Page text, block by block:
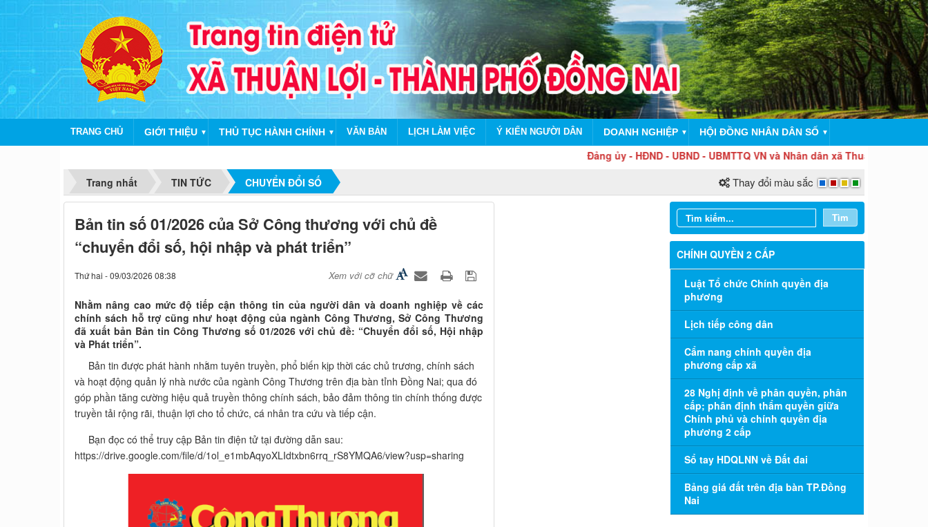
TRANG CHỦ GIỚI THIỆU ▼ THỦ TỤC HÀNH CHÍNH ▼ VĂN BẢN LỊCH LÀM VIỆC Ý KIẾN NGƯỜI DÂN DOANH NGHIỆP ▼ HỘI ĐỒNG NHÂN DÂN SỐ ▼
Đảng ủy - HĐND - UBND - UBMTTQ VN và Nhân dân xã Thuận Lợi luôn nêu
Trang nhất
TIN TỨC CHUYỂN ĐỔI SỐ Thay đổi màu sắc
Bản tin số 01/2026 của Sở Công thương với chủ đề
“chuyển đổi số, hội nhập và phát triển”
Thứ hai - 09/03/2026 08:38 Xem với cỡ chữ
Nhằm nâng cao mức độ tiếp cận thông tin của người dân và doanh nghiệp về các
chính sách hỗ trợ cũng như hoạt động của ngành Công Thương, Sở Công Thương
đã xuất bản Bản tin Công Thương số 01/2026 với chủ đề: “Chuyển đổi số, Hội nhập
và Phát triển”.
Bản tin được phát hành nhằm tuyên truyền, phổ biến kịp thời các chủ trương, chính sách
và hoạt động quản lý nhà nước của ngành Công Thương trên địa bàn tỉnh Đồng Nai; qua đó
góp phần tăng cường hiệu quả truyền thông chính sách, bảo đảm thông tin chính thống được
truyền tải rộng rãi, thuận lợi cho tổ chức, cá nhân tra cứu và tiếp cận.
Bạn đọc có thể truy cập Bản tin điện tử tại đường dẫn sau:
https://drive.google.com/file/d/1ol_e1mbAqyoXLIdtxbn6rrq_rS8YMQA6/view?usp=sharing
Tìm
CHÍNH QUYỀN 2 CẤP
Luật Tổ chức Chính quyền địa
phương
Lịch tiếp công dân
Cẩm nang chính quyền địa
phương cấp xã
28 Nghị định về phân quyền, phân
cấp; phân định thẩm quyền giữa
Chính phủ và chính quyền địa
phương 2 cấp
Sổ tay HDQLNN về Đất đai
Bảng giá đất trên địa bàn TP.Đồng
Nai